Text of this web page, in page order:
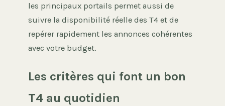
les principaux portails permet aussi de
suivre la disponibilité réelle des T4 et de
repérer rapidement les annonces cohérentes
avec votre budget.
Les critères qui font un bon
T4 au quotidien